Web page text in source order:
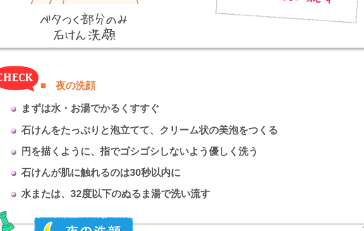
■ 夜の洗顔
まずは水・お湯でかるくすすぐ
石けんをたっぷりと泡立てて、クリーム状の美泡をつくる
円を描くように、指でゴシゴシしないよう優しく洗う
石けんが肌に触れるのは30秒以内に
水または、32度以下のぬるま湯で洗い流す